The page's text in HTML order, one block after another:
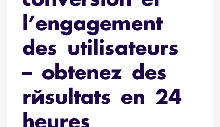
l’engagement
des utilisateurs
– obtenez des
résultats en 24
heures